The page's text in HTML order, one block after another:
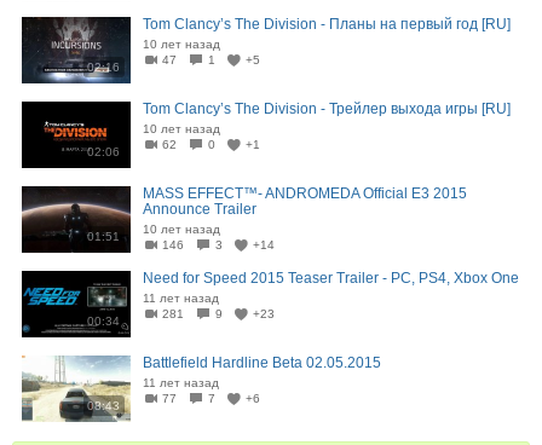
02:16
Tom Clancy’s The Division - Планы на первый год [RU]
10 лет назад
47
1 +5
02:06
Tom Clancy’s The Division - Трейлер выхода игры [RU]
10 лет назад
62
0 +1
01:51
MASS EFFECT™- ANDROMEDA Official E3 2015
Announce Trailer
10 лет назад
146
3 +14
00:34
Need for Speed 2015 Teaser Trailer - PC, PS4, Xbox One
11 лет назад
281
9 +23
08:43
Battlefield Hardline Beta 02.05.2015
11 лет назад
77
7 +6